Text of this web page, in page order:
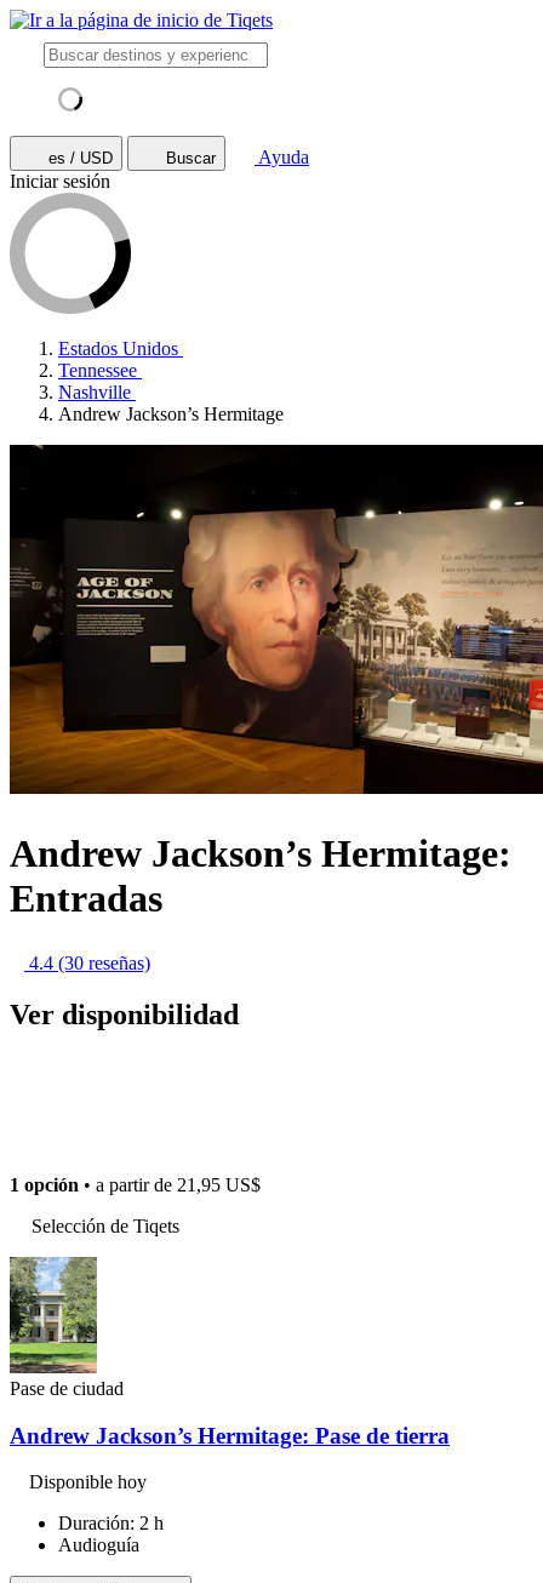
es / USD Buscar
Ayuda
Iniciar sesión
Estados Unidos
Tennessee
Nashville
Andrew Jackson’s Hermitage
Andrew Jackson’s Hermitage:
Entradas
4.4 (30 reseñas)
Ver disponibilidad
1 opción • a partir de 21,95 US$
Selección de Tiqets
Pase de ciudad
Andrew Jackson’s Hermitage: Pase de tierra
Disponible hoy
Duración: 2 h
Audioguía